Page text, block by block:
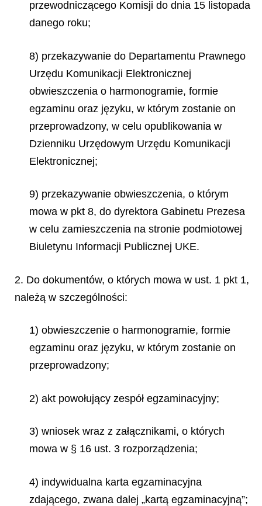
przewodniczącego Komisji do dnia 15 listopada
danego roku;
8) przekazywanie do Departamentu Prawnego
Urzędu Komunikacji Elektronicznej
obwieszczenia o harmonogramie, formie
egzaminu oraz języku, w którym zostanie on
przeprowadzony, w celu opublikowania w
Dzienniku Urzędowym Urzędu Komunikacji
Elektronicznej;
9) przekazywanie obwieszczenia, o którym
mowa w pkt 8, do dyrektora Gabinetu Prezesa
w celu zamieszczenia na stronie podmiotowej
Biuletynu Informacji Publicznej UKE.
2. Do dokumentów, o których mowa w ust. 1 pkt 1,
należą w szczególności:
1) obwieszczenie o harmonogramie, formie
egzaminu oraz języku, w którym zostanie on
przeprowadzony;
2) akt powołujący zespół egzaminacyjny;
3) wniosek wraz z załącznikami, o których
mowa w § 16 ust. 3 rozporządzenia;
4) indywidualna karta egzaminacyjna
zdającego, zwana dalej „kartą egzaminacyjną”;